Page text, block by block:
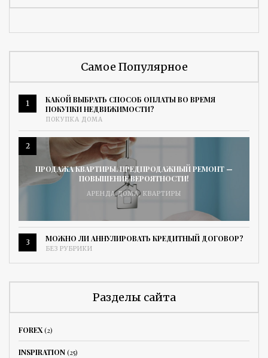
Самое Популярное
1
КАКОЙ ВЫБРАТЬ СПОСОБ ОПЛАТЫ ВО ВРЕМЯ
ПОКУПКИ НЕДВИЖИМОСТИ?
ПОКУПКА ДОМА
2
ПРОДАЖА КВАРТИРЫ. ПРЕДПРОДАЖНЫЙ РЕМОНТ —
ПОВЫШЕНИЕ ВЕРОЯТНОСТИ!
АРЕНДА ДОМА, КВАРТИРЫ
3 МОЖНО ЛИ АННУЛИРОВАТЬ КРЕДИТНЫЙ ДОГОВОР?
БЕЗ РУБРИКИ
Разделы сайта
FOREX(2)
INSPIRATION(25)